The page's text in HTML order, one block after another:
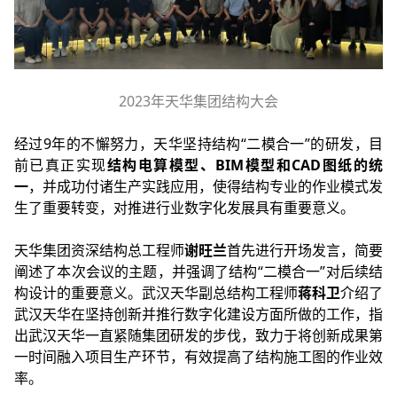
2023年天华集团结构大会
经过9年的不懈努力，天华坚持结构“二模合一”的研发，目
前已真正实现结构电算模型、BIM模型和CAD图纸的统
一，并成功付诸生产实践应用，使得结构专业的作业模式发
生了重要转变，对推进行业数字化发展具有重要意义。
天华集团资深结构总工程师谢旺兰首先进行开场发言，简要
阐述了本次会议的主题，并强调了结构“二模合一”对后续结
构设计的重要意义。武汉天华副总结构工程师蒋科卫介绍了
武汉天华在坚持创新并推行数字化建设方面所做的工作，指
出武汉天华一直紧随集团研发的步伐，致力于将创新成果第
一时间融入项目生产环节，有效提高了结构施工图的作业效
率。